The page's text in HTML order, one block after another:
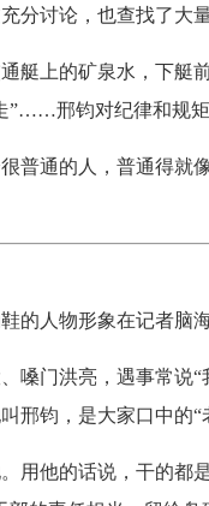
讨论，也查找了大
上的矿泉水，下艇
邢钧对纪律和规矩
通的人，普通得就
人物形象在记者脑海
门洪亮，遇事常说“
邢钧，是大家口中的“
他的话说，干的都